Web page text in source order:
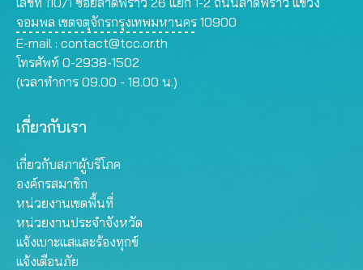
จอมพล เขตจตุจักรกรุงเทพมหานคร 10900
E-mail : contact@tcc.or.th
โทรศัพท์ 0-2938-1502
(เวลาทำการ 09.00 - 18.00 น.)
เกี่ยวกับเรา
เกี่ยวกับสภาผู้บริโภค
องค์กรสมาชิก
หน่วยงานเขตพื้นที่
หน่วยงานประจำจังหวัด
แจ้งเบาะแสและร้องทุกข์
แจ้งเตือนภัย